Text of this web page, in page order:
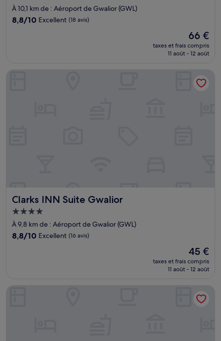
3.0 étoiles
À 10,1 km de : Aéroport de Gwalior (GWL)
8.8
8,8/10 Excellent (18 avis)
Le
nouveau
prix
de
66 €
66 €
taxes et frais compris
11 août - 12 août
Clarks INN Suite Gwalior
Clarks INN Suite Gwalior
Hébergement
4.0 étoiles
À 9,8 km de : Aéroport de Gwalior (GWL)
8.8
8,8/10 Excellent (16 avis)
Le
nouveau
prix
45 €
45 €
taxes et frais compris
11 août - 12 août
The Moziac Gwalior